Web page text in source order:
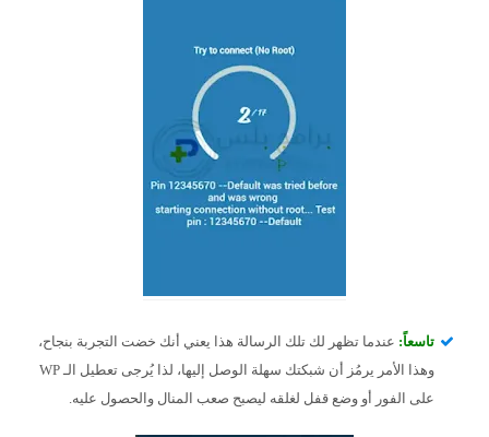
تاسعاً: عندما تظهر لك تلك الرسالة هذا يعني أنك خضت التجربة بنجاح،
وهذا الأمر يرمُز أن شبكتك سهلة الوصل إليها، لذا يُرجى تعطيل الـ WP
على الفور أو وضع قفل لغلقه ليصبح صعب المنال والحصول عليه.